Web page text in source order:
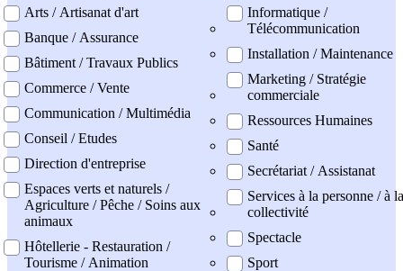
Arts / Artisanat d'art
Banque / Assurance
Bâtiment / Travaux Publics
Commerce / Vente
Communication / Multimédia
Conseil / Etudes
Direction d'entreprise
Espaces verts et naturels /
Agriculture / Pêche / Soins aux
animaux
Hôtellerie - Restauration /
Tourisme / Animation
Informatique /
Télécommunication
Installation / Maintenance
Marketing / Stratégie
commerciale
Ressources Humaines
Santé
Secrétariat / Assistanat
Services à la personne / à la
collectivité
Spectacle
Sport